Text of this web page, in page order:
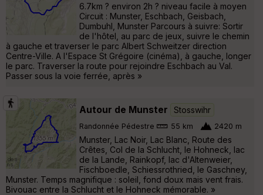
6.7km ? environ 2h ? niveau facile à moyen
Circuit : Munster, Eschbach, Geisbach,
Dumbuhl, Munster Parcours à suivre: Sortir
de l'hôtel, au parc de jeux, suivre le chemin
à gauche et traverser le parc Albert Schweitzer direction
Centre-Ville. A l'Espace St Grégoire (cinéma), à gauche, longer
le parc. Traverser la route pour rejoindre Eschbach au Val.
Passer sous la voie ferrée, après »
Autour de Munster Stosswihr
Randonnée Pédestre 55 km 2420 m
Munster, Lac Noir, Lac Blanc, Route des
Crêtes, Col de la Schlucht, le Hohneck, lac
de la Lande, Rainkopf, lac d'Altenweier,
Fischboedle, Schiessrothried, le Gaschney,
Munster. Temps magnifique : soleil, fond doux mais vent frais.
Bivouac entre la Schlucht et le Hohneck mémorable. »